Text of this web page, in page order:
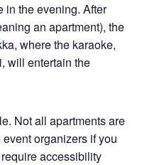
in the evening. After
an apartment), the
where the karaoke,
will entertain the
Not all apartments are
organizers if you
accessibility